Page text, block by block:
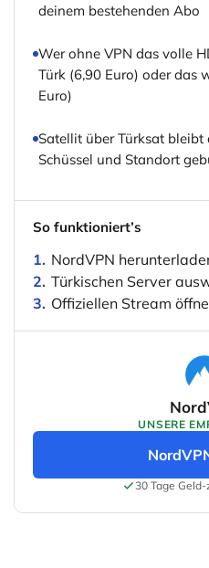
deinem bestehenden Abo
Wer ohne VPN das volle
Türk (6,90 Euro) oder das
Euro)
Satellit über Türksat bleibt
Schüssel und Standort
So funktioniert’s
1. NordVPN
2. Türkischen Server
3. Offiziellen Stream
UNSERE
30 Tage